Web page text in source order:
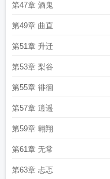
第47章 酒鬼
第49章 曲直
第51章 升迁
第53章 梨谷
第55章 徘徊
第57章 逍遥
第59章 翱翔
第61章 无常
第63章 忐忑